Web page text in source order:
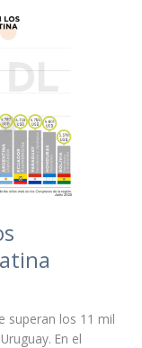
superan los 11 mil
En el